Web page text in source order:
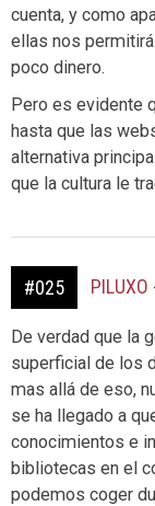
cuenta, y como
ellas nos
poco dinero.
Pero es evidente
hasta que las
alternativa
que la cultura le
#025 PILUXO
De verdad que la
superficial de los
mas allá de eso,
se ha llegado a
conocimientos e
bibliotecas en el
podemos coger